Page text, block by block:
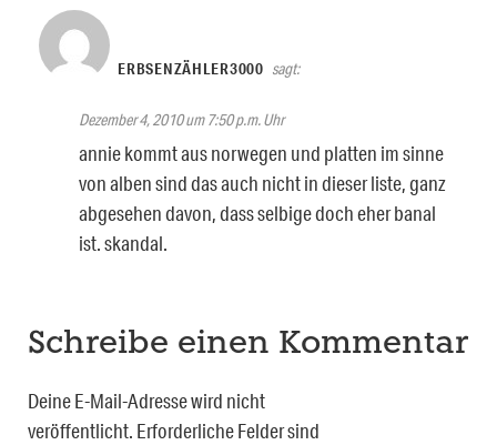
ERBSENZÄHLER3000 sagt:
Dezember 4, 2010 um 7:50 p.m. Uhr
annie kommt aus norwegen und platten im sinne
von alben sind das auch nicht in dieser liste, ganz
abgesehen davon, dass selbige doch eher banal
ist. skandal.
Schreibe einen Kommentar
Deine E-Mail-Adresse wird nicht
veröffentlicht. Erforderliche Felder sind